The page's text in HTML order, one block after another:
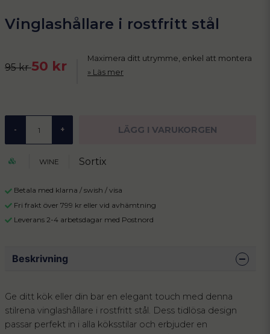
Vinglashållare i rostfritt stål
95 kr50 kr
Maximera ditt utrymme, enkel att montera
Läs mer
- + LÄGG I VARUKORGEN
WINE Sortix
Betala med klarna / swish / visa
Fri frakt över 799 kr eller vid avhämtning
Leverans 2-4 arbetsdagar med Postnord
Beskrivning
Ge ditt kök eller din bar en elegant touch med denna
stilrena vinglashållare i rostfritt stål. Dess tidlösa design
passar perfekt in i alla köksstilar och erbjuder en